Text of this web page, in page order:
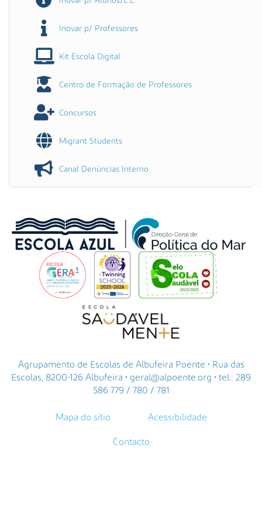
Inovar p/ Professores
Kit Escola Digital
Centro de Formação de Professores
Concursos
Migrant Students
Canal Denúncias Interno
Agrupamento de Escolas de Albufeira Poente • Rua das
Escolas, 8200-126 Albufeira • geral@alpoente.org • tel.: 289
586 779 / 780 / 781
Mapa do sítio Acessibilidade
Contacto